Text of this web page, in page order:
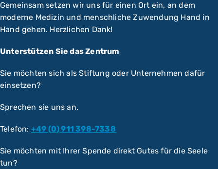
Gemeinsam setzen wir uns für einen Ort ein, an dem
moderne Medizin und menschliche Zuwendung Hand in
Hand gehen. Herzlichen Dank!
Unterstützen Sie das Zentrum
Sie möchten sich als Stiftung oder Unternehmen dafür
einsetzen?
Sprechen sie uns an.
Telefon: +49 (0) 911 398-7338
Sie möchten mit Ihrer Spende direkt Gutes für die Seele
tun?